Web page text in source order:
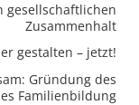
gesellschaftlichen
Zusammenhalt
gestalten – jetzt!
Gründung des
Familienbildung